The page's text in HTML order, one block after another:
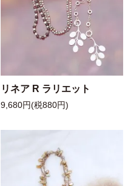
リネア R ラリエット
9,680円(税880円)